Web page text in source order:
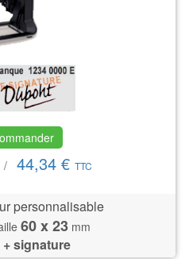
/ 44,34 € TTC
personnalisable
60 x 23 mm
+ signature